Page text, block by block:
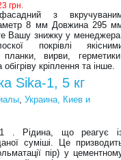
грн.
з
8 мм Довжина 295
Вашу знижку у
покрівлі
планки, вирви,
кріплення та інше.
Sika-1, 5 кг
,Украина, Киев и
1 . Рідина, що реагує
суміші. Це
пір) у